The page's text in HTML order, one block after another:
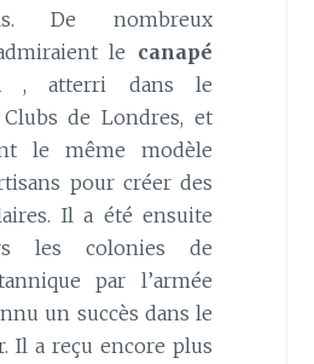
De nombreux
le canapé
, atterri dans le
Clubs de Londres, et
le même modèle
pour créer des
Il a été ensuite
les colonies de
par l’armée
un succès dans le
Il a reçu encore plus